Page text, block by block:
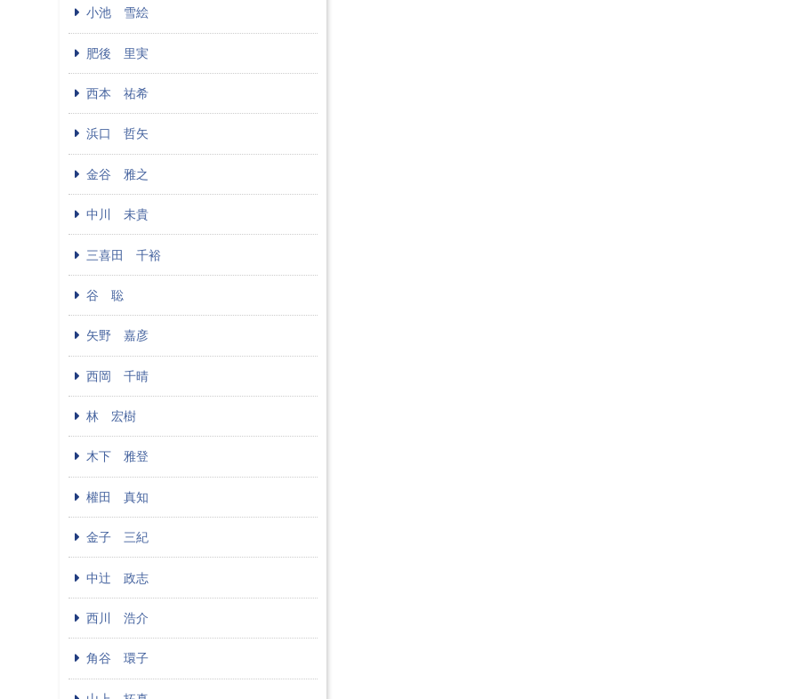
小池 雪絵
肥後 里実
西本 祐希
浜口 哲矢
金谷 雅之
中川 未貴
三喜田 千裕
谷 聡
矢野 嘉彦
西岡 千晴
林 宏樹
木下 雅登
權田 真知
金子 三紀
中辻 政志
西川 浩介
角谷 環子